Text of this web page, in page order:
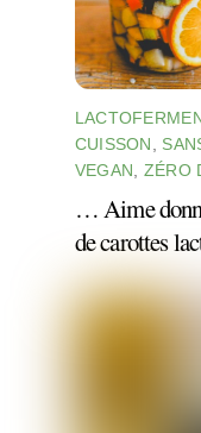
CUISSON
VEGAN
ZÉRO
… Aime
de carottes